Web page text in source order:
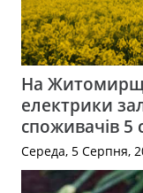
На
електрики
споживачів 5
Середа, 5 Серпня,